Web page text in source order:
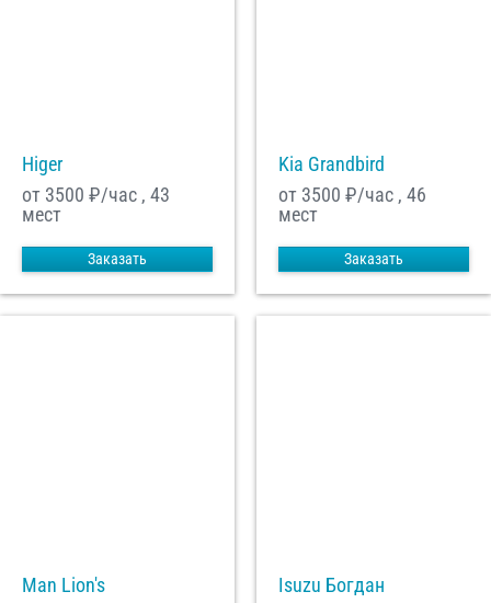
Higer
от 3500 ₽/час , 43
мест
Заказать
Kia Grandbird
от 3500 ₽/час , 46
мест
Заказать
Man Lion's
Isuzu Богдан